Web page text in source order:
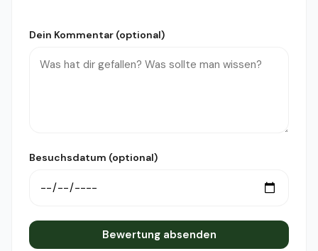
Dein Kommentar (optional)
Besuchsdatum (optional)
Bewertung absenden